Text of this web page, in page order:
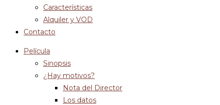
Características
Alquiler y VOD
Contacto
Película
Sinopsis
¿Hay motivos?
Nota del Director
Los datos